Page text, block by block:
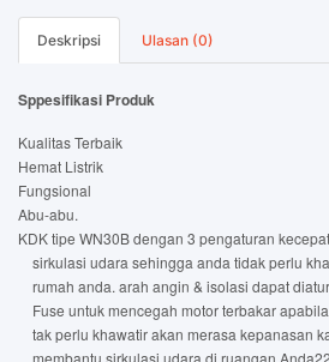
Deskripsi Ulasan (0)
Sppesifikasi Produk
Kualitas Terbaik
Hemat Listrik
Fungsional
Abu-abu.
KDK tipe WN30B dengan 3 pengaturan
sirkulasi udara sehingga anda tidak perlu
rumah anda. arah angin & isolasi dapat
Fuse untuk mencegah motor terbakar
tak perlu khawatir akan merasa kepanasan
membantu sirkulasi udara di ruangan